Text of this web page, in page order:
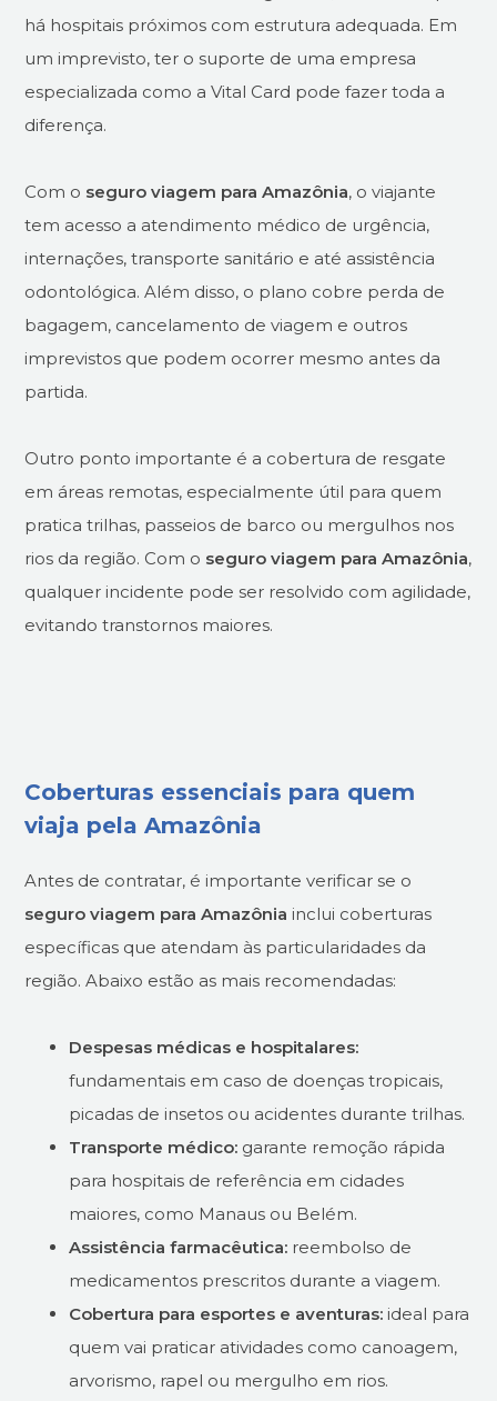
há hospitais próximos com estrutura adequada. Em
um imprevisto, ter o suporte de uma empresa
especializada como a Vital Card pode fazer toda a
diferença.
Com o seguro viagem para Amazônia, o viajante
tem acesso a atendimento médico de urgência,
internações, transporte sanitário e até assistência
odontológica. Além disso, o plano cobre perda de
bagagem, cancelamento de viagem e outros
imprevistos que podem ocorrer mesmo antes da
partida.
Outro ponto importante é a cobertura de resgate
em áreas remotas, especialmente útil para quem
pratica trilhas, passeios de barco ou mergulhos nos
rios da região. Com o seguro viagem para Amazônia,
qualquer incidente pode ser resolvido com agilidade,
evitando transtornos maiores.
Coberturas essenciais para quem
viaja pela Amazônia
Antes de contratar, é importante verificar se o
seguro viagem para Amazônia inclui coberturas
específicas que atendam às particularidades da
região. Abaixo estão as mais recomendadas:
Despesas médicas e hospitalares:
fundamentais em caso de doenças tropicais,
picadas de insetos ou acidentes durante trilhas.
Transporte médico: garante remoção rápida
para hospitais de referência em cidades
maiores, como Manaus ou Belém.
Assistência farmacêutica: reembolso de
medicamentos prescritos durante a viagem.
Cobertura para esportes e aventuras: ideal para
quem vai praticar atividades como canoagem,
arvorismo, rapel ou mergulho em rios.